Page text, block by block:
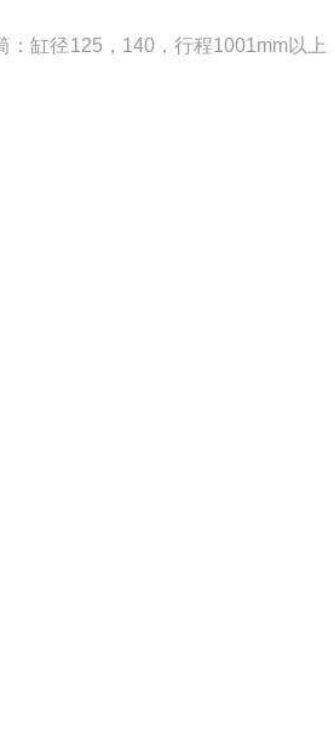
缸径125，140，行程1001mm以上